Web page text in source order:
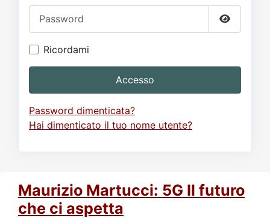
Mostra
Ricordami
Accesso
Password dimenticata?
Hai dimenticato il tuo nome utente?
Maurizio Martucci: 5G Il futuro
che ci aspetta